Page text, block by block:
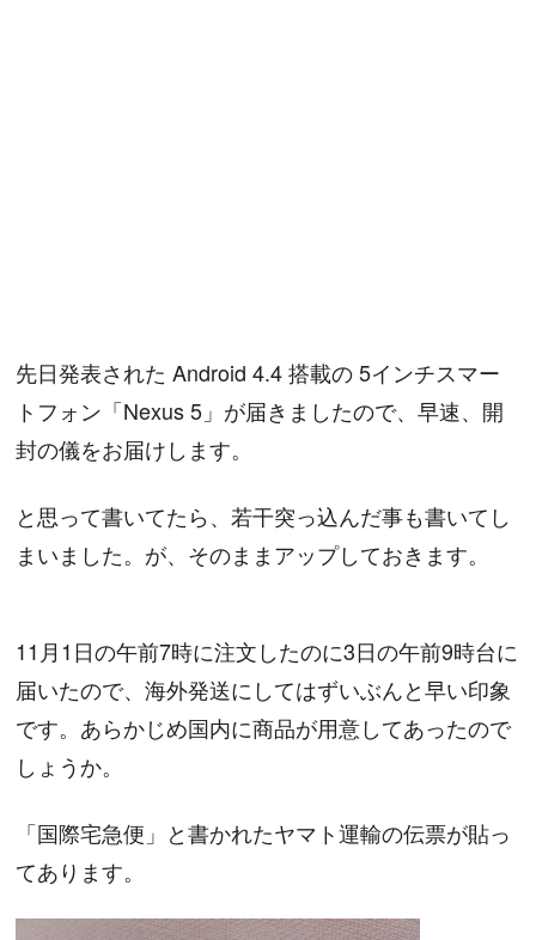
先日発表された Android 4.4 搭載の 5インチスマー
トフォン「Nexus 5」が届きましたので、早速、開
封の儀をお届けします。
と思って書いてたら、若干突っ込んだ事も書いてし
まいました。が、そのままアップしておきます。
11月1日の午前7時に注文したのに3日の午前9時台に
届いたので、海外発送にしてはずいぶんと早い印象
です。あらかじめ国内に商品が用意してあったので
しょうか。
「国際宅急便」と書かれたヤマト運輸の伝票が貼っ
てあります。